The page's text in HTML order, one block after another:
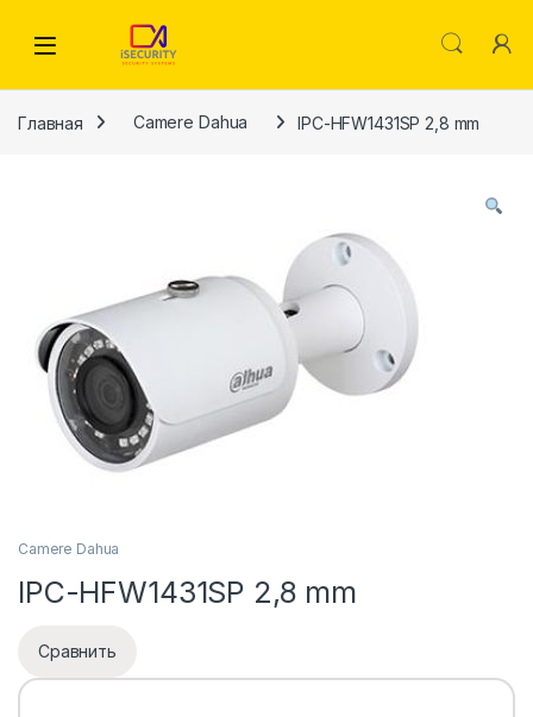
Главная Camere Dahua IPC-HFW1431SP 2,8 mm
Camere Dahua
IPC-HFW1431SP 2,8 mm
Сравнить